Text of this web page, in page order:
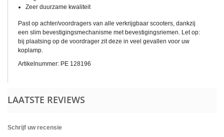
Zeer duurzame kwaliteit
Past op achter/voordragers van alle verkrijgbaar scooters, dankzij
een slim bevestigingsmechanisme met bevestigingsriemen. Let op:
bij plaatsing op de voordrager zit deze in veel gevallen voor uw
koplamp.
Artikelnummer: PE 128196
LAATSTE REVIEWS
Schrijf uw recensie